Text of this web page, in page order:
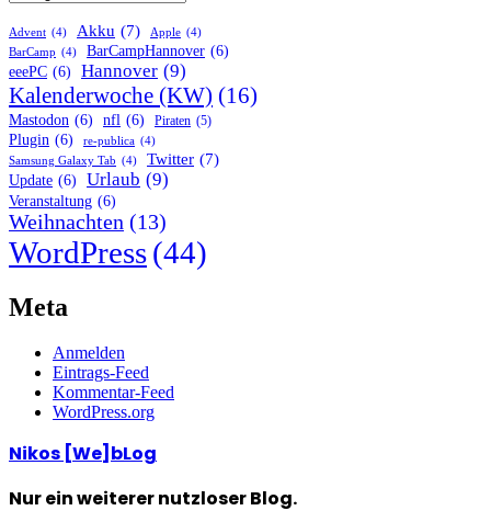
Advent (4) Akku (7) Apple (4)
BarCamp (4) BarCampHannover (6)
eeePC (6) Hannover (9)
Kalenderwoche (KW) (16)
Mastodon (6) nfl (6) Piraten (5)
Plugin (6) re-publica (4)
Samsung Galaxy Tab (4) Twitter (7)
Update (6) Urlaub (9)
Veranstaltung (6)
Weihnachten (13)
WordPress(44)
Meta
Anmelden
Eintrags-Feed
Kommentar-Feed
WordPress.org
Nikos [We]bLog
Nur ein weiterer nutzloser Blog.